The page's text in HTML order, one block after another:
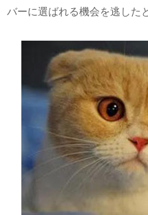
バーに選ばれる機会を逃した